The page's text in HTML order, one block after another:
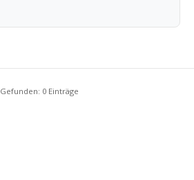
Gefunden: 0 Einträge